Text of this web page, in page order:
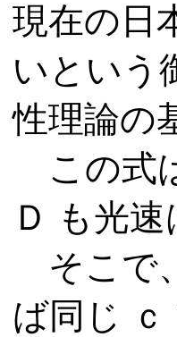
現在の日
いという
性理論の
この式
Ｄ も光速
そこで
ば同じ
ｃ